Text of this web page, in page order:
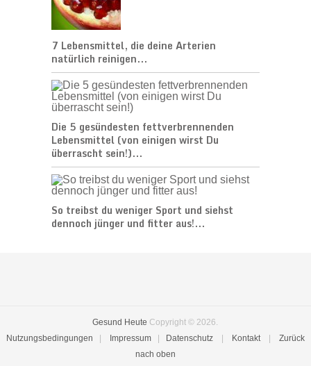
7 Lebensmittel, die deine Arterien
natürlich reinigen...
Die 5 gesündesten fettverbrennenden
Lebensmittel (von einigen wirst Du
überrascht sein!)...
So treibst du weniger Sport und siehst
dennoch jünger und fitter aus!...
Gesund Heute Copyright © 2026.
Nutzungsbedingungen | Impressum| Datenschutz| Kontakt| Zurück
nach oben